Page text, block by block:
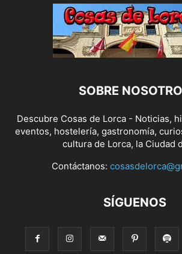
SOBRE
Descubre Cosas de Lorca - Noticias,
eventos, hostelería, gastronomía,
cultura de Lorca, la Ciudad
Contáctanos:
SÍGUENOS